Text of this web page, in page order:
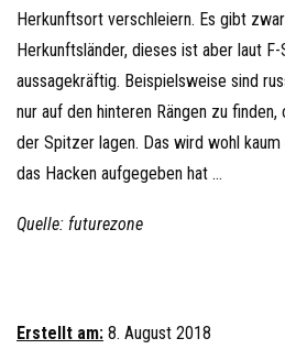
Herkunftsort verschleiern. Es gibt
Herkunftsländer, dieses ist aber laut
aussagekräftig. Beispielsweise sind
nur auf den hinteren Rängen zu
der Spitzer lagen. Das wird wohl kaum
das Hacken aufgegeben hat …
Quelle: futurezone
Erstellt am: 8. August 2018